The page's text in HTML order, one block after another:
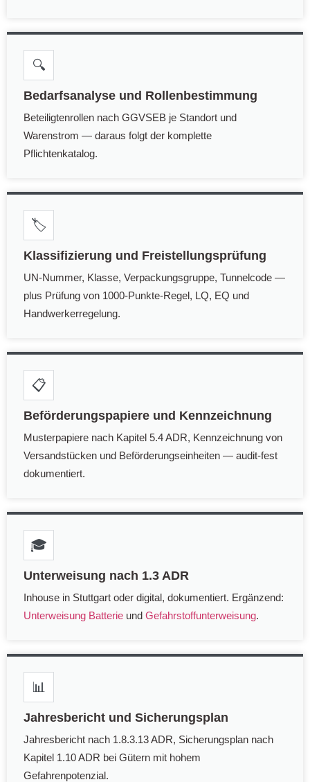
🔍
Bedarfsanalyse und Rollenbestimmung
Beteiligtenrollen nach GGVSEB je Standort und
Warenstrom — daraus folgt der komplette
Pflichtenkatalog.
🏷️
Klassifizierung und Freistellungsprüfung
UN-Nummer, Klasse, Verpackungsgruppe, Tunnelcode —
plus Prüfung von 1000-Punkte-Regel, LQ, EQ und
Handwerkerregelung.
📋
Beförderungspapiere und Kennzeichnung
Musterpapiere nach Kapitel 5.4 ADR, Kennzeichnung von
Versandstücken und Beförderungseinheiten — audit-fest
dokumentiert.
🎓
Unterweisung nach 1.3 ADR
Inhouse in Stuttgart oder digital, dokumentiert. Ergänzend:
Unterweisung Batterie und Gefahrstoffunterweisung.
📊
Jahresbericht und Sicherungsplan
Jahresbericht nach 1.8.3.13 ADR, Sicherungsplan nach
Kapitel 1.10 ADR bei Gütern mit hohem
Gefahrenpotenzial.